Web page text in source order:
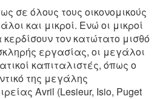
σε όλους τους οικονομικούς
και μικροί. Ενώ οι μικροί
τον κατώτατο μισθό
εργασίας, οι μεγάλοι
καπιταλιστές, όπως ο
της μεγάλης
Avril (Lesieur, Isio, Puget